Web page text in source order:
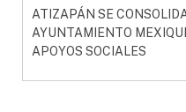
ATIZAPÁN SE
AYUNTAMIENTO
APOYOS SOCIALES